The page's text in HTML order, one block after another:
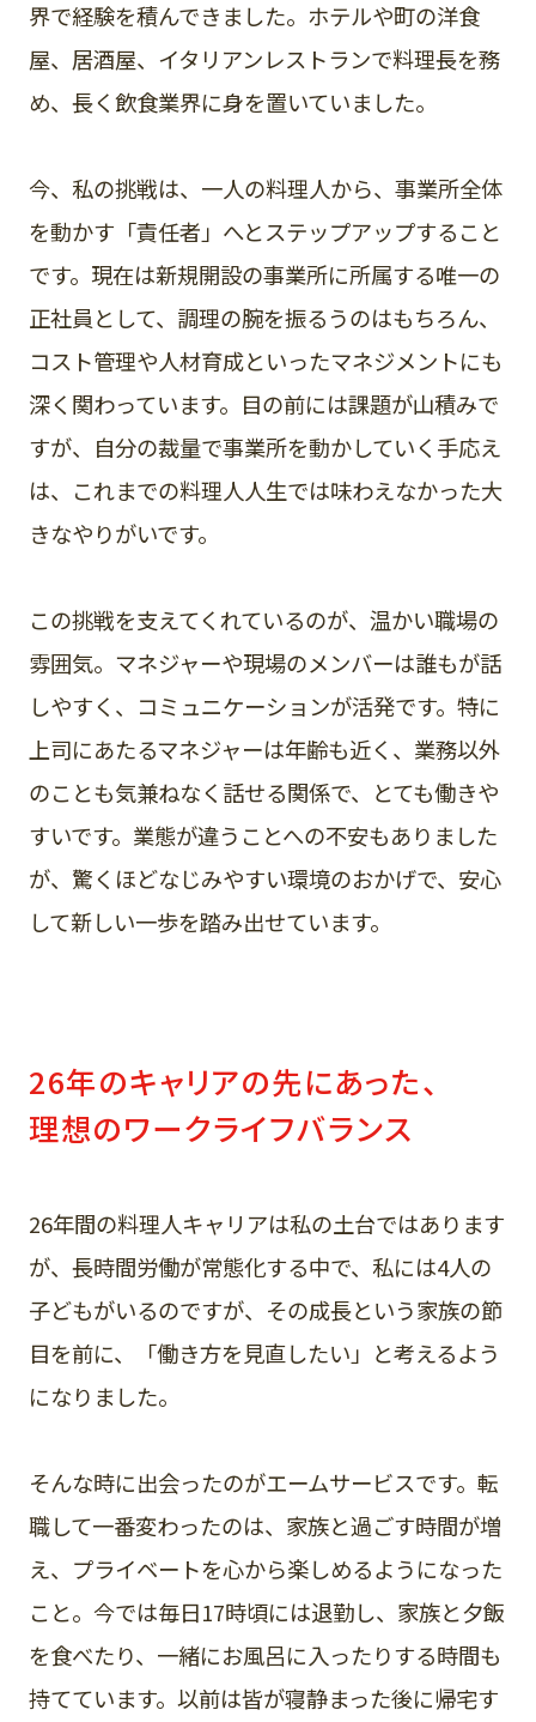
界で経験を積んできました。ホテルや町の洋食
屋、居酒屋、イタリアンレストランで料理長を務
め、長く飲食業界に身を置いていました。
今、私の挑戦は、一人の料理人から、事業所全体
を動かす「責任者」へとステップアップすること
です。現在は新規開設の事業所に所属する唯一の
正社員として、調理の腕を振るうのはもちろん、
コスト管理や人材育成といったマネジメントにも
深く関わっています。目の前には課題が山積みで
すが、自分の裁量で事業所を動かしていく手応え
は、これまでの料理人人生では味わえなかった大
きなやりがいです。
この挑戦を支えてくれているのが、温かい職場の
雰囲気。マネジャーや現場のメンバーは誰もが話
しやすく、コミュニケーションが活発です。特に
上司にあたるマネジャーは年齢も近く、業務以外
のことも気兼ねなく話せる関係で、とても働きや
すいです。業態が違うことへの不安もありました
が、驚くほどなじみやすい環境のおかげで、安心
して新しい一歩を踏み出せています。
26年のキャリアの先にあった、
理想のワークライフバランス
26年間の料理人キャリアは私の土台ではあります
が、長時間労働が常態化する中で、私には4人の
子どもがいるのですが、その成長という家族の節
目を前に、「働き方を見直したい」と考えるよう
になりました。
そんな時に出会ったのがエームサービスです。転
職して一番変わったのは、家族と過ごす時間が増
え、プライベートを心から楽しめるようになった
こと。今では毎日17時頃には退勤し、家族と夕飯
を食べたり、一緒にお風呂に入ったりする時間も
持てています。以前は皆が寝静まった後に帰宅す